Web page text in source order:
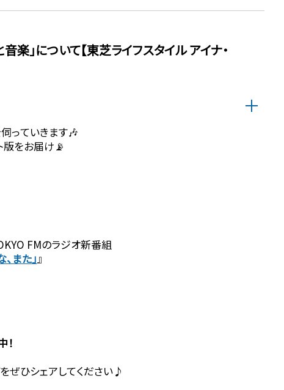
楽」について【東芝ライフスタイル アイナ・
伺っていきます🎶
版をお届け📡
FMのラジオ新番組
また」 』
ぜひシェアしてください♪